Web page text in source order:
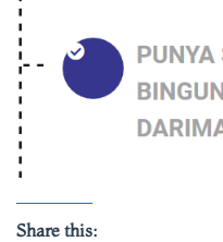
Share this: